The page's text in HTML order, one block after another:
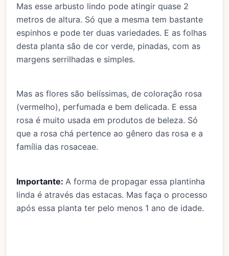
Mas esse arbusto lindo pode atingir quase 2
metros de altura. Só que a mesma tem bastante
espinhos e pode ter duas variedades. E as folhas
desta planta são de cor verde, pinadas, com as
margens serrilhadas e simples.
Mas as flores são belíssimas, de coloração rosa
(vermelho), perfumada e bem delicada. E essa
rosa é muito usada em produtos de beleza. Só
que a rosa chá pertence ao gênero das rosa e a
família das rosaceae.
Importante: A forma de propagar essa plantinha
linda é através das estacas. Mas faça o processo
após essa planta ter pelo menos 1 ano de idade.